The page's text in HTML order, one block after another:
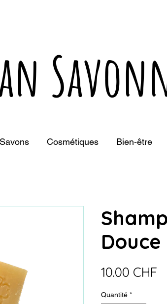
Savons Cosmétiques Bien-être
Douce
10.00 CHF
Quantité *